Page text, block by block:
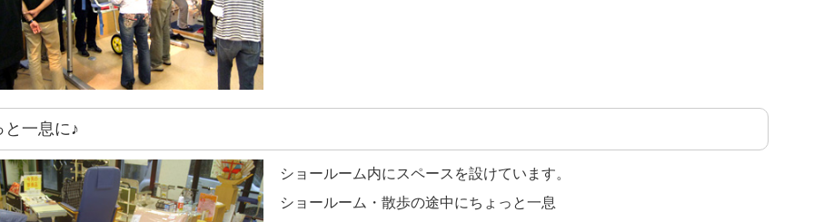
と一息に♪
ショールーム内にスペースを設けています。
ショールーム・散歩の途中にちょっと一息